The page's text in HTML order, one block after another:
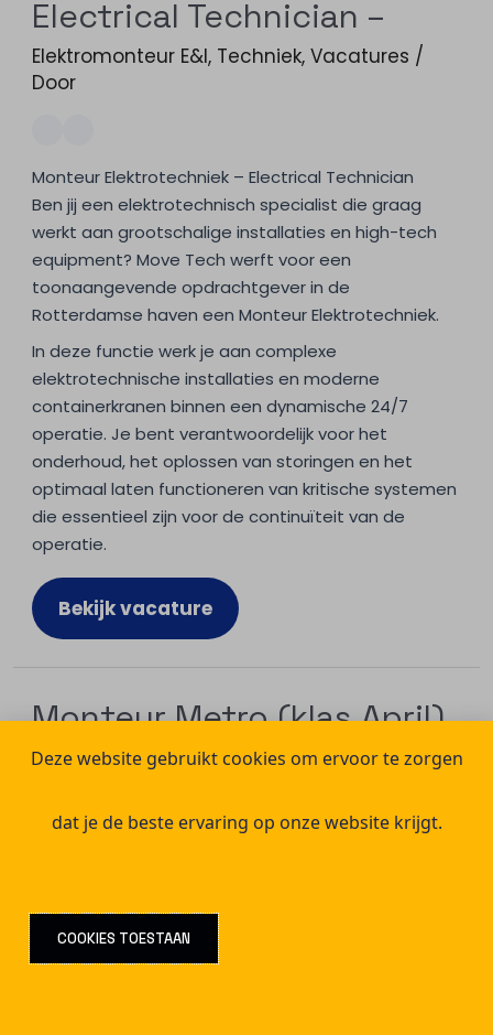
Electrical Technician –
Elektromonteur E&I, Techniek,Vacatures /
Door
Monteur Elektrotechniek – Electrical Technician
Ben jij een elektrotechnisch specialist die graag
werkt aan grootschalige installaties en high-tech
equipment? Move Tech werft voor een
toonaangevende opdrachtgever in de
Rotterdamse haven een Monteur Elektrotechniek.
In deze functie werk je aan complexe
elektrotechnische installaties en moderne
containerkranen binnen een dynamische 24/7
operatie. Je bent verantwoordelijk voor het
onderhoud, het oplossen van storingen en het
optimaal laten functioneren van kritische systemen
die essentieel zijn voor de continuïteit van de
operatie.
Bekijk vacature
Monteur Metro (klas April)
– Rotterdam
Door
Bekijk vacature
Deze website gebruikt cookies om ervoor te zorgen
dat je de beste ervaring op onze website krijgt.
COOKIES TOESTAAN